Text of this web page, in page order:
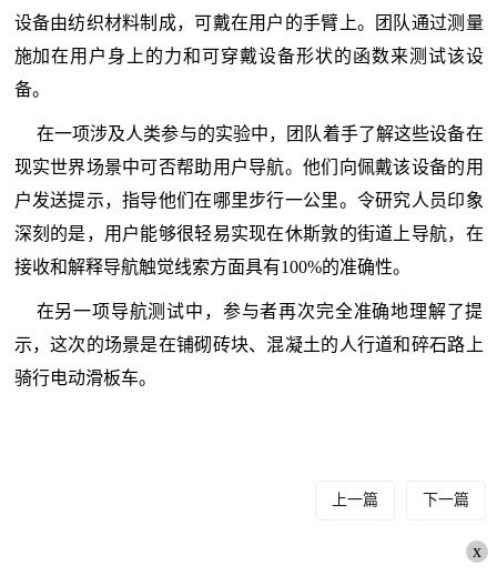
设备由纺织材料制成，可戴在用户的手臂上。团队通过测量
施加在用户身上的力和可穿戴设备形状的函数来测试该设
备。
在一项涉及人类参与的实验中，团队着手了解这些设备在
现实世界场景中可否帮助用户导航。他们向佩戴该设备的用
户发送提示，指导他们在哪里步行一公里。令研究人员印象
深刻的是，用户能够很轻易实现在休斯敦的街道上导航，在
接收和解释导航触觉线索方面具有100%的准确性。
在另一项导航测试中，参与者再次完全准确地理解了提
示，这次的场景是在铺砌砖块、混凝土的人行道和碎石路上
骑行电动滑板车。
上一篇 下一篇
x